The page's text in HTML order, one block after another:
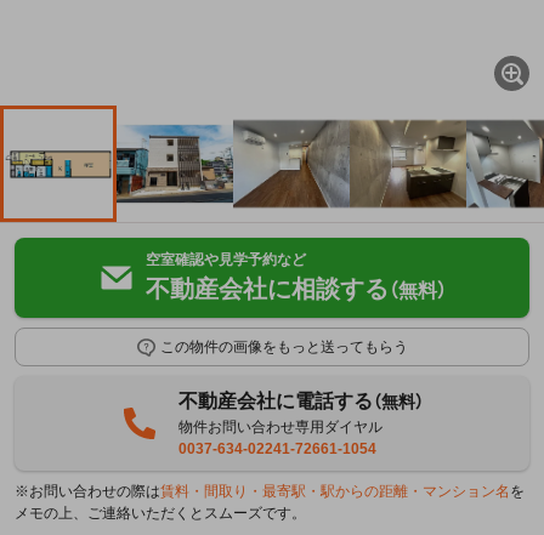
空室確認や見学予約など
不動産会社に相談する （無料）
この物件の画像をもっと送ってもらう
不動産会社に電話する（無料）
物件お問い合わせ専用ダイヤル
0037-634-02241-72661-1054
※お問い合わせの際は賃料・間取り・最寄駅・駅からの距離・マンション名 を
メモの上、ご連絡いただくとスムーズです。